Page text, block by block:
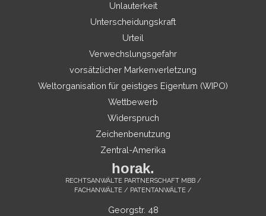
Unlauterkeit
Unterscheidungskraft
Urteil
Verwechslungsgefahr
vorsätzlicher Markenverletzung
Weltorganisation für geistiges Eigentum (WIPO)
Wettbewerb
Widerspruch
Zeichenbenutzung
Zentral-Amerika
horak.
RECHTSANWÄLTE PARTNERSCHAFT MBB /
FACHANWÄLTE / PATENTANWÄLTE /
Georgstr. 48